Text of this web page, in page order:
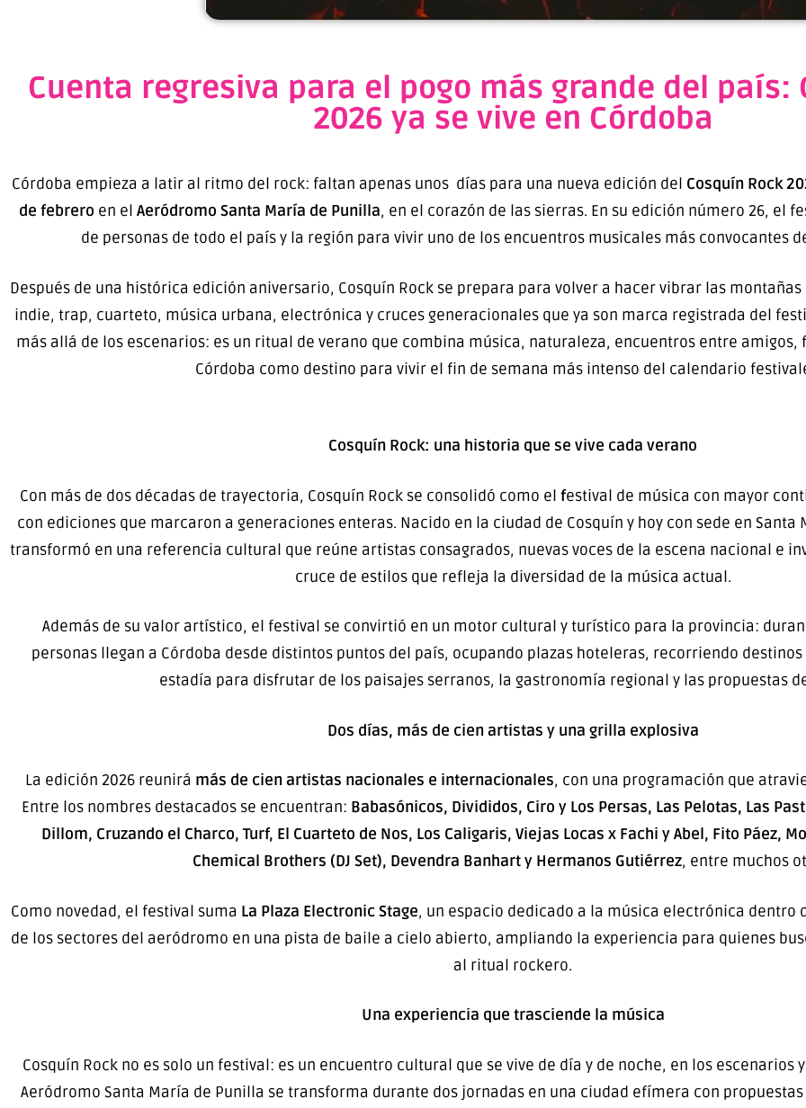
Cuenta regresiva para el pogo más grande del país:
2026 ya se vive en Córdoba
Córdoba empieza a latir al ritmo del rock: faltan apenas unos días para una nueva edición del Cosquín Rock
de febrero en el Aeródromo Santa María de Punilla, en el corazón de las sierras. En su edición número 26, el
de personas de todo el país y la región para vivir uno de los encuentros musicales más convocantes
Después de una histórica edición aniversario, Cosquín Rock se prepara para volver a hacer vibrar las
indie, trap, cuarteto, música urbana, electrónica y cruces generacionales que ya son marca registrada del
más allá de los escenarios: es un ritual de verano que combina música, naturaleza, encuentros entre
Córdoba como destino para vivir el fin de semana más intenso del calendario
Cosquín Rock: una historia que se vive cada verano
Con más de dos décadas de trayectoria, Cosquín Rock se consolidó como el festival de música con mayor
con ediciones que marcaron a generaciones enteras. Nacido en la ciudad de Cosquín y hoy con sede en Santa
transformó en una referencia cultural que reúne artistas consagrados, nuevas voces de la escena nacional e
cruce de estilos que refleja la diversidad de la música actual.
Además de su valor artístico, el festival se convirtió en un motor cultural y turístico para la provincia:
personas llegan a Córdoba desde distintos puntos del país, ocupando plazas hoteleras, recorriendo
estadía para disfrutar de los paisajes serranos, la gastronomía regional y las propuestas
Dos días, más de cien artistas y una grilla explosiva
La edición 2026 reunirá más de cien artistas nacionales e internacionales, con una programación que
Entre los nombres destacados se encuentran: Babasónicos, Divididos, Ciro y Los Persas, Las Pelotas, Las
Dillom, Cruzando el Charco, Turf, El Cuarteto de Nos, Los Caligaris, Viejas Locas x Fachi y Abel, Fito Páez,
Chemical Brothers (DJ Set), Devendra Banhart y Hermanos Gutiérrez, entre muchos
Como novedad, el festival suma La Plaza Electronic Stage, un espacio dedicado a la música electrónica dentro
de los sectores del aeródromo en una pista de baile a cielo abierto, ampliando la experiencia para quienes
al ritual rockero.
Una experiencia que trasciende la música
Cosquín Rock no es solo un festival: es un encuentro cultural que se vive de día y de noche, en los escenarios
Aeródromo Santa María de Punilla se transforma durante dos jornadas en una ciudad efímera con